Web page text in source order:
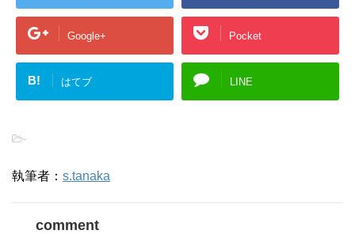
Google+ Pocket
B! はてブ LINE
-
執筆者： s.tanaka
comment